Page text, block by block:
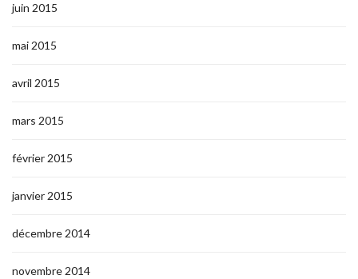
juin 2015
mai 2015
avril 2015
mars 2015
février 2015
janvier 2015
décembre 2014
novembre 2014